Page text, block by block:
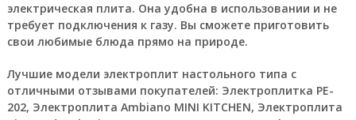
электрическая плита. Она удобна в использовании и не
требует подключения к газу. Вы сможете приготовить
свои любимые блюда прямо на природе.
Лучшие модели электроплит настольного типа с
отличными отзывами покупателей: Электроплитка PE-
202, Электроплита Ambiano MINI KITCHEN, Электроплита